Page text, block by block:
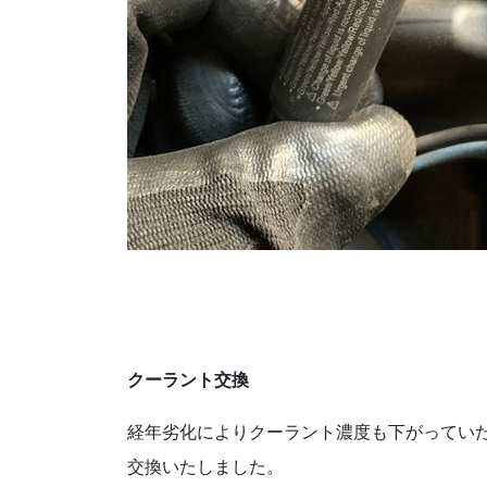
クーラント交換
経年劣化によりクーラント濃度も下がってい
交換いたしました。